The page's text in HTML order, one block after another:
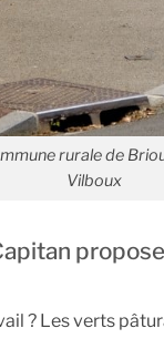
rurale de
Vilboux
? Les verts